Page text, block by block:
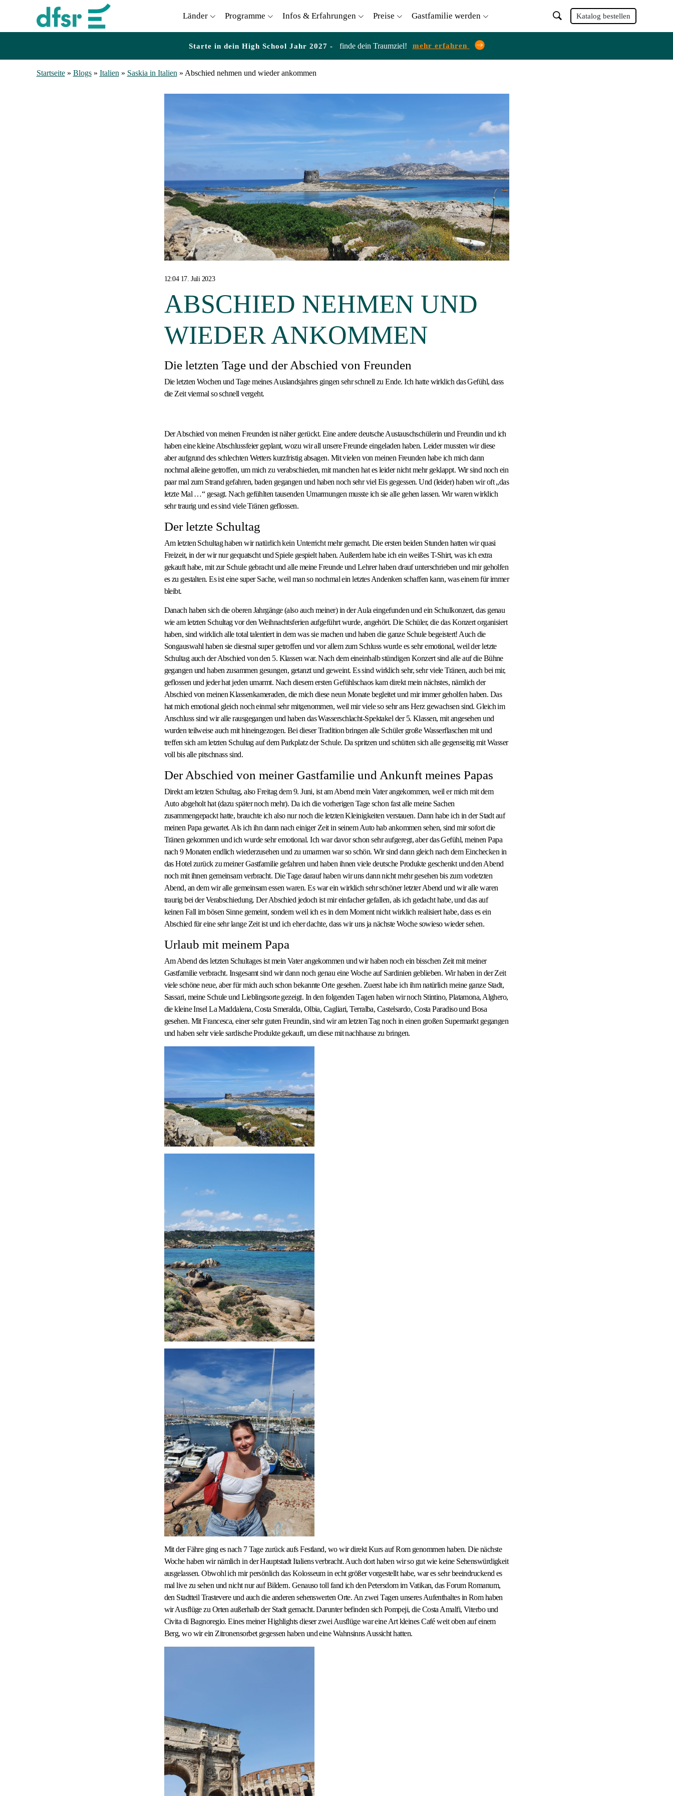
Länder Programme Infos & Erfahrungen Preise Gastfamilie werden Katalog bestellen
Starte in dein High School Jahr 2027 - finde dein Traumziel! mehr erfahren
Startseite» Blogs» Italien » Saskia in Italien » Abschied nehmen und wieder ankommen
12:04 17. Juli 2023
ABSCHIED NEHMEN UND
WIEDER ANKOMMEN
Die letzten Tage und der Abschied von Freunden
Die letzten Wochen und Tage meines Auslandsjahres gingen sehr schnell zu Ende. Ich hatte wirklich das Gefühl, dass
die Zeit viermal so schnell vergeht.
Der Abschied von meinen Freunden ist näher gerückt. Eine andere deutsche Austauschschülerin und Freundin und ich
haben eine kleine Abschlussfeier geplant, wozu wir all unsere Freunde eingeladen haben. Leider mussten wir diese
aber aufgrund des schlechten Wetters kurzfristig absagen. Mit vielen von meinen Freunden habe ich mich dann
nochmal alleine getroffen, um mich zu verabschieden, mit manchen hat es leider nicht mehr geklappt. Wir sind noch ein
paar mal zum Strand gefahren, baden gegangen und haben noch sehr viel Eis gegessen. Und (leider) haben wir oft „das
letzte Mal …“ gesagt. Nach gefühlten tausenden Umarmungen musste ich sie alle gehen lassen. Wir waren wirklich
sehr traurig und es sind viele Tränen geflossen.
Der letzte Schultag
Am letzten Schultag haben wir natürlich kein Unterricht mehr gemacht. Die ersten beiden Stunden hatten wir quasi
Freizeit, in der wir nur gequatscht und Spiele gespielt haben. Außerdem habe ich ein weißes T-Shirt, was ich extra
gekauft habe, mit zur Schule gebracht und alle meine Freunde und Lehrer haben drauf unterschrieben und mir geholfen
es zu gestalten. Es ist eine super Sache, weil man so nochmal ein letztes Andenken schaffen kann, was einem für immer
bleibt.
Danach haben sich die oberen Jahrgänge (also auch meiner) in der Aula eingefunden und ein Schulkonzert, das genau
wie am letzten Schultag vor den Weihnachtsferien aufgeführt wurde, angehört. Die Schüler, die das Konzert organisiert
haben, sind wirklich alle total talentiert in dem was sie machen und haben die ganze Schule begeistert! Auch die
Songauswahl haben sie diesmal super getroffen und vor allem zum Schluss wurde es sehr emotional, weil der letzte
Schultag auch der Abschied von den 5. Klassen war. Nach dem eineinhalb stündigen Konzert sind alle auf die Bühne
gegangen und haben zusammen gesungen, getanzt und geweint. Es sind wirklich sehr, sehr viele Tränen, auch bei mir,
geflossen und jeder hat jeden umarmt. Nach diesem ersten Gefühlschaos kam direkt mein nächstes, nämlich der
Abschied von meinen Klassenkameraden, die mich diese neun Monate begleitet und mir immer geholfen haben. Das
hat mich emotional gleich noch einmal sehr mitgenommen, weil mir viele so sehr ans Herz gewachsen sind. Gleich im
Anschluss sind wir alle rausgegangen und haben das Wasserschlacht-Spektakel der 5. Klassen, mit angesehen und
wurden teilweise auch mit hineingezogen. Bei dieser Tradition bringen alle Schüler große Wasserflaschen mit und
treffen sich am letzten Schultag auf dem Parkplatz der Schule. Da spritzen und schütten sich alle gegenseitig mit Wasser
voll bis alle pitschnass sind.
Der Abschied von meiner Gastfamilie und Ankunft meines Papas
Direkt am letzten Schultag, also Freitag dem 9. Juni, ist am Abend mein Vater angekommen, weil er mich mit dem
Auto abgeholt hat (dazu später noch mehr). Da ich die vorherigen Tage schon fast alle meine Sachen
zusammengepackt hatte, brauchte ich also nur noch die letzten Kleinigkeiten verstauen. Dann habe ich in der Stadt auf
meinen Papa gewartet. Als ich ihn dann nach einiger Zeit in seinem Auto hab ankommen sehen, sind mir sofort die
Tränen gekommen und ich wurde sehr emotional. Ich war davor schon sehr aufgeregt, aber das Gefühl, meinen Papa
nach 9 Monaten endlich wiederzusehen und zu umarmen war so schön. Wir sind dann gleich nach dem Einchecken in
das Hotel zurück zu meiner Gastfamilie gefahren und haben ihnen viele deutsche Produkte geschenkt und den Abend
noch mit ihnen gemeinsam verbracht. Die Tage darauf haben wir uns dann nicht mehr gesehen bis zum vorletzten
Abend, an dem wir alle gemeinsam essen waren. Es war ein wirklich sehr schöner letzter Abend und wir alle waren
traurig bei der Verabschiedung. Der Abschied jedoch ist mir einfacher gefallen, als ich gedacht habe, und das auf
keinen Fall im bösen Sinne gemeint, sondern weil ich es in dem Moment nicht wirklich realisiert habe, dass es ein
Abschied für eine sehr lange Zeit ist und ich eher dachte, dass wir uns ja nächste Woche sowieso wieder sehen.
Urlaub mit meinem Papa
Am Abend des letzten Schultages ist mein Vater angekommen und wir haben noch ein bisschen Zeit mit meiner
Gastfamilie verbracht. Insgesamt sind wir dann noch genau eine Woche auf Sardinien geblieben. Wir haben in der Zeit
viele schöne neue, aber für mich auch schon bekannte Orte gesehen. Zuerst habe ich ihm natürlich meine ganze Stadt,
Sassari, meine Schule und Lieblingsorte gezeigt. In den folgenden Tagen haben wir noch Stintino, Platamona, Alghero,
die kleine Insel La Maddalena, Costa Smeralda, Olbia, Cagliari, Terralba, Castelsardo, Costa Paradiso und Bosa
gesehen. Mit Francesca, einer sehr guten Freundin, sind wir am letzten Tag noch in einen großen Supermarkt gegangen
und haben sehr viele sardische Produkte gekauft, um diese mit nachhause zu bringen.
Mit der Fähre ging es nach 7 Tage zurück aufs Festland, wo wir direkt Kurs auf Rom genommen haben. Die nächste
Woche haben wir nämlich in der Hauptstadt Italiens verbracht. Auch dort haben wir so gut wie keine Sehenswürdigkeit
ausgelassen. Obwohl ich mir persönlich das Kolosseum in echt größer vorgestellt habe, war es sehr beeindruckend es
mal live zu sehen und nicht nur auf Bildern. Genauso toll fand ich den Petersdom im Vatikan, das Forum Romanum,
den Stadtteil Trastevere und auch die anderen sehenswerten Orte. An zwei Tagen unseres Aufenthaltes in Rom haben
wir Ausflüge zu Orten außerhalb der Stadt gemacht. Darunter befinden sich Pompeji, die Costa Amalfi, Viterbo und
Civita di Bagnoregio. Eines meiner Highlights dieser zwei Ausflüge war eine Art kleines Café weit oben auf einem
Berg, wo wir ein Zitronensorbet gegessen haben und eine Wahnsinns Aussicht hatten.